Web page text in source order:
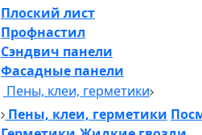
Плоский лист
Профнастил
Сэндвич панели
Фасадные панели
Пены, клеи, герметики
Пены, клеи, герметики